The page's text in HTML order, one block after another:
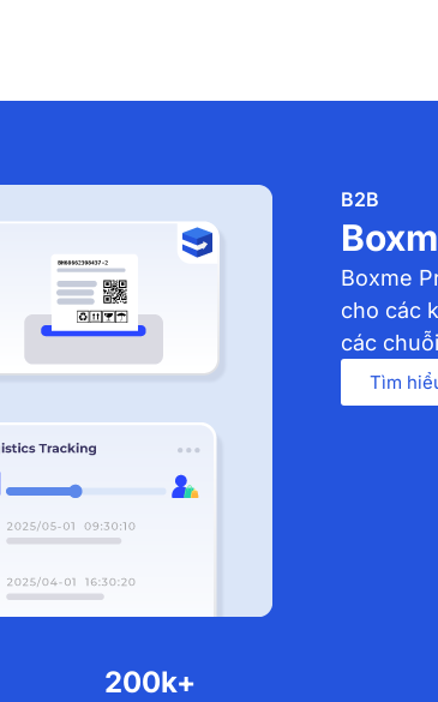
B2B
Boxme
cho các
các
Tìm
200k+